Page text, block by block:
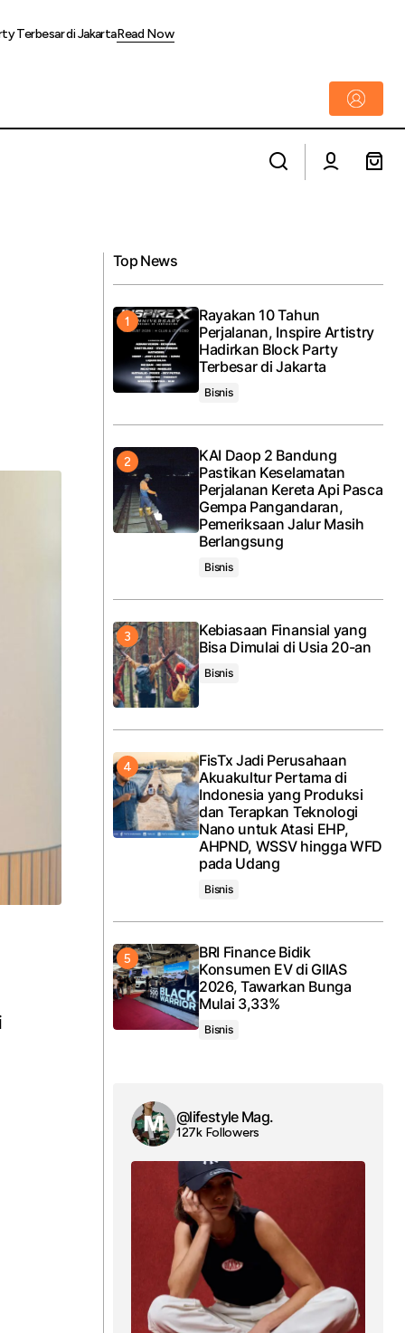
Terbesar di JakartaRead Now
Top News
Rayakan 10 Tahun
Perjalanan, Inspire Artistry
Hadirkan Block Party
Terbesar di Jakarta
Bisnis
KAI Daop 2 Bandung
Pastikan Keselamatan
Perjalanan Kereta Api Pasca
Gempa Pangandaran,
Pemeriksaan Jalur Masih
Berlangsung
Bisnis
Kebiasaan Finansial yang
Bisa Dimulai di Usia 20-an
Bisnis
FisTx Jadi Perusahaan
Akuakultur Pertama di
Indonesia yang Produksi
dan Terapkan Teknologi
Nano untuk Atasi EHP,
AHPND, WSSV hingga WFD
pada Udang
Bisnis
BRI Finance Bidik
Konsumen EV di GIIAS
2026, Tawarkan Bunga
Mulai 3,33%
Bisnis
@lifestyle Mag.
127k Followers